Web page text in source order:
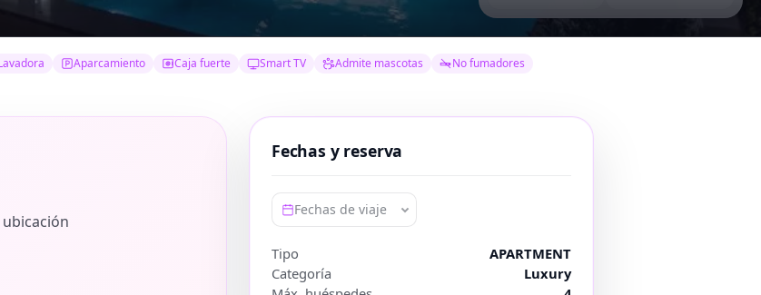
Aparcamiento Caja fuerte Smart TV Admite mascotas
No fumadores
Fechas y reserva
Fechas de viaje
Tipo
APARTMENT
Categoría
Luxury